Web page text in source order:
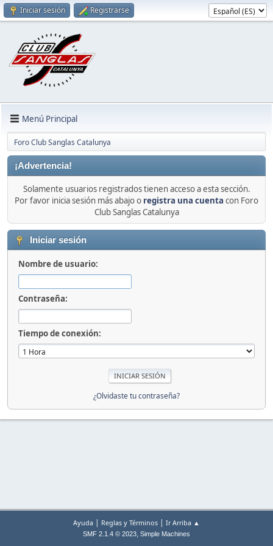
Iniciar sesión Registrarse
Menú Principal
Foro Club Sanglas Catalunya
¡Advertencia!
Solamente usuarios registrados tienen acceso a esta sección.
Por favor inicia sesión más abajo o registra una cuenta con Foro
Club Sanglas Catalunya
Iniciar sesión
Nombre de usuario:
Contraseña:
Tiempo de conexión:
¿Olvidaste tu contraseña?
Ayuda | Reglas y Términos | Ir Arriba ▲
SMF 2.1.4 © 2023, Simple Machines